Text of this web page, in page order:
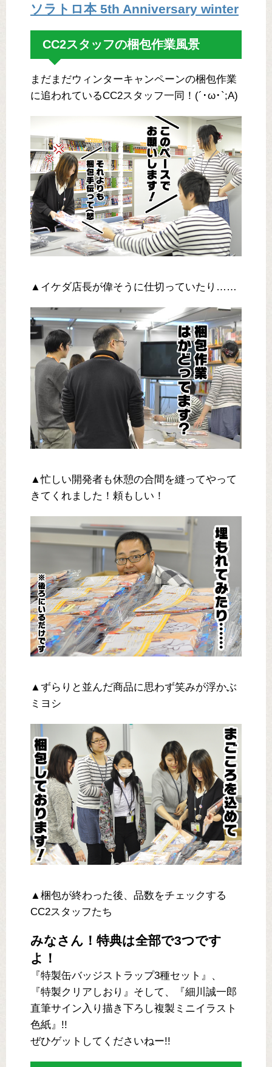
ソラトロ本 5th Anniversary winter
CC2スタッフの梱包作業風景
まだまだウィンターキャンペーンの梱包作業
に追われているCC2スタッフ一同！(´･ω･`;A)
▲イケダ店長が偉そうに仕切っていたり……
▲忙しい開発者も休憩の合間を縫ってやって
きてくれました！頼もしい！
▲ずらりと並んだ商品に思わず笑みが浮かぶ
ミヨシ
▲梱包が終わった後、品数をチェックする
CC2スタッフたち
みなさん！特典は全部で3つです
よ！
『特製缶バッジストラップ3種セット』、
『特製クリアしおり』そして、『細川誠一郎
直筆サイン入り描き下ろし複製ミニイラスト
色紙』!!
ぜひゲットしてくださいねー!!